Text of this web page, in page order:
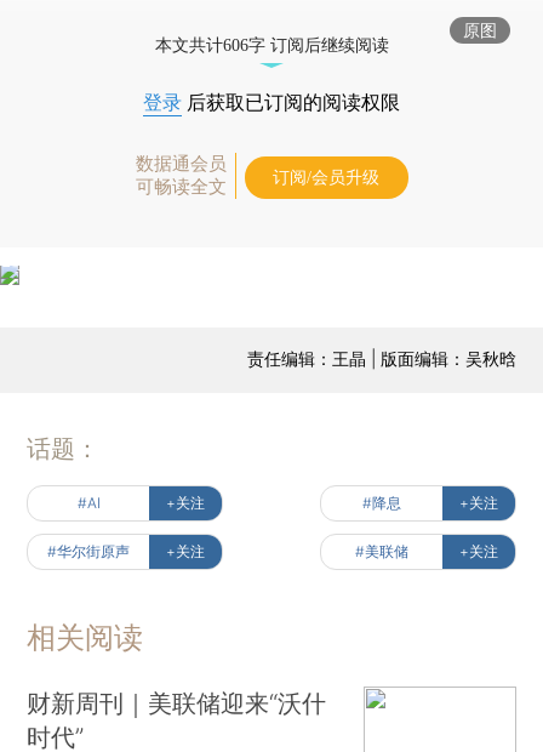
原图
本文共计606字 订阅后继续阅读
登录 后获取已订阅的阅读权限
数据通会员
可畅读全文
订阅/会员升级
责任编辑：王晶 | 版面编辑：吴秋晗
话题：
#AI +关注 #降息 +关注
#华尔街原声 +关注 #美联储 +关注
相关阅读
财新周刊｜美联储迎来“沃什
时代”